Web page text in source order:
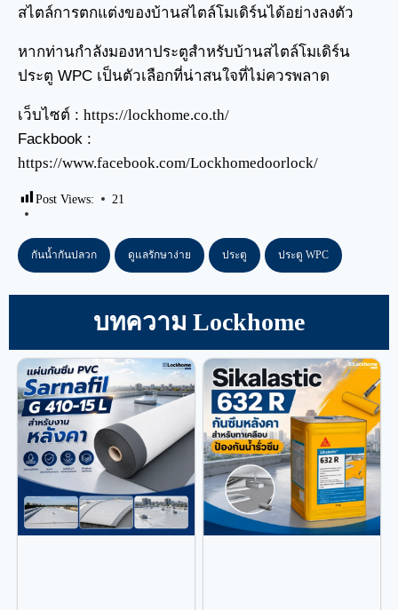
สไตล์การตกแต่งของบ้านสไตล์โมเดิร์นได้อย่างลงตัว
หากท่านกำลังมองหาประตูสำหรับบ้านสไตล์โมเดิร์น
ประตู WPC เป็นตัวเลือกที่น่าสนใจที่ไม่ควรพลาด
เว็บไซต์ : https://lockhome.co.th/
Fackbook :
https://www.facebook.com/Lockhomedoorlock/
Post Views: 21
กันน้ำกันปลวก ดูแลรักษาง่าย ประตู ประตู WPC
บทความ Lockhome